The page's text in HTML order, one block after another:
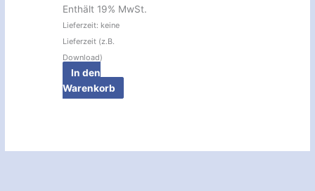
Enthält 19% MwSt.
Lieferzeit: keine
Lieferzeit (z.B.
Download)
In den
Warenkorb